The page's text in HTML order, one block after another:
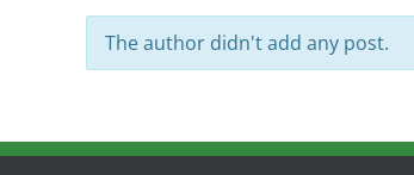
The author didn't add any post.